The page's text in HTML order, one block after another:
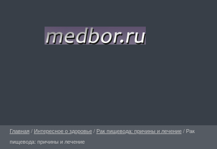
Главная / Интересное о здоровье/ Рак пищевода: причины и лечение/ Рак
пищевода: причины и лечение